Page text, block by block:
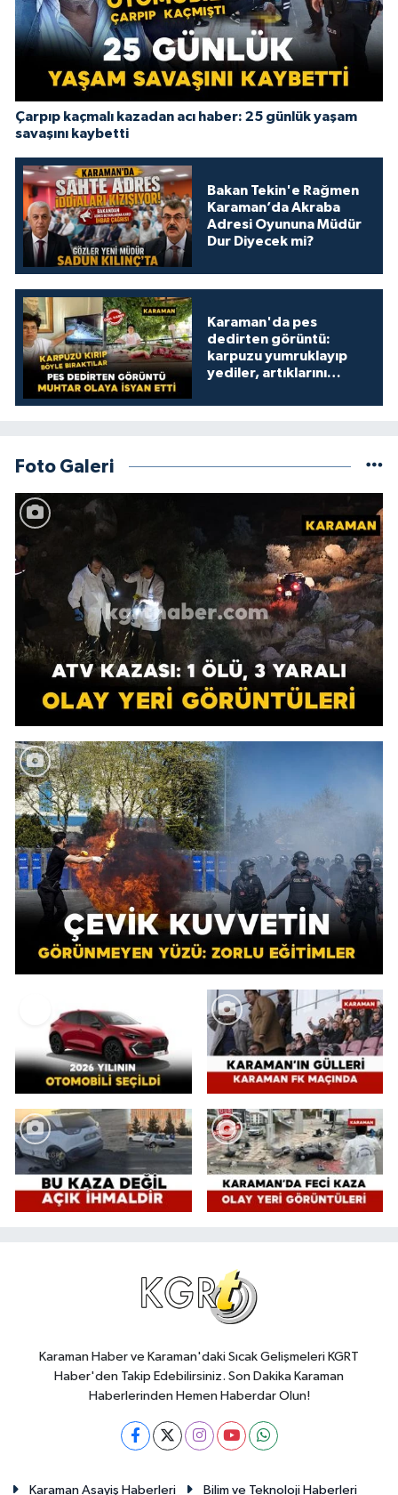
Çarpıp kaçmalı kazadan acı haber: 25 günlük yaşam
savaşını kaybetti
Bakan Tekin'e Rağmen
Karaman’da Akraba
Adresi Oyununa Müdür
Dur Diyecek mi?
Karaman'da pes
dedirten görüntü:
karpuzu yumruklayıp
yediler, artıklarını
Foto Galeri
Karaman Haber ve Karaman'daki Sıcak Gelişmeleri KGRT
Haber'den Takip Edebilirsiniz. Son Dakika Karaman
Haberlerinden Hemen Haberdar Olun!
Karaman Asayiş Haberleri Bilim ve Teknoloji Haberleri